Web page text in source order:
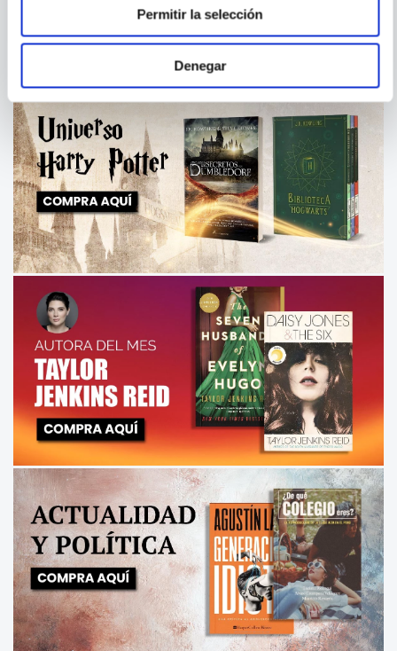
Permitir la selección
Denegar